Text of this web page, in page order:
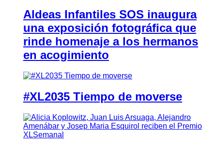
Aldeas Infantiles SOS inaugura
una exposición fotográfica que
rinde homenaje a los hermanos
en acogimiento
#XL2035 Tiempo de moverse